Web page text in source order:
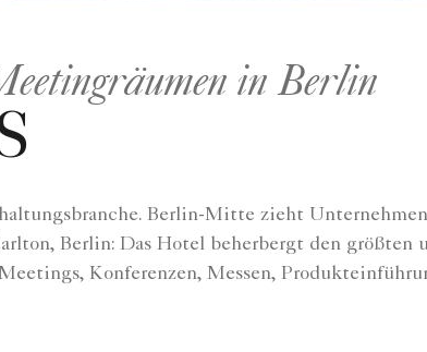
in Berlin
Berlin-Mitte zieht
Berlin: Das Hotel beherbergt den größten
Konferenzen, Messen,